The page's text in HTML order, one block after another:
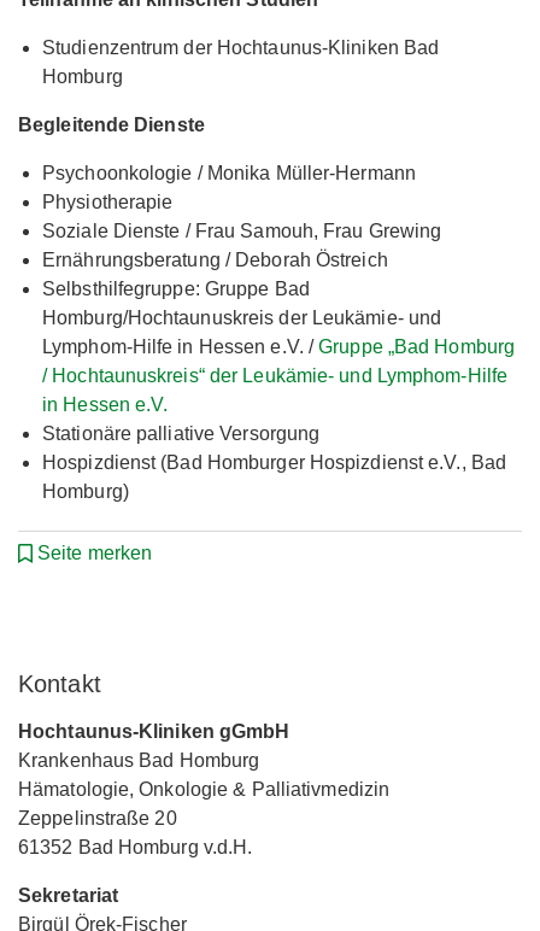
Studienzentrum der Hochtaunus-Kliniken Bad
Homburg
Begleitende Dienste
Psychoonkologie / Monika Müller-Hermann
Physiotherapie
Soziale Dienste / Frau Samouh, Frau Grewing
Ernährungsberatung / Deborah Östreich
Selbsthilfegruppe: Gruppe Bad
Homburg/Hochtaunuskreis der Leukämie- und
Lymphom-Hilfe in Hessen e.V. /Gruppe „Bad Homburg
/ Hochtaunuskreis“ der Leukämie- und Lymphom-Hilfe
in Hessen e.V.
Stationäre palliative Versorgung
Hospizdienst (Bad Homburger Hospizdienst e.V., Bad
Homburg)
Seite merken
Kontakt
Hochtaunus-Kliniken gGmbH
Krankenhaus Bad Homburg
Hämatologie, Onkologie & Palliativmedizin
Zeppelinstraße 20
61352 Bad Homburg v.d.H.
Sekretariat
Birgül Örek-Fischer